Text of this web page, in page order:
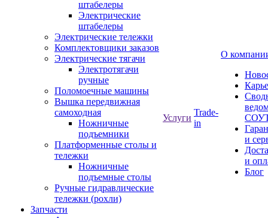
штабелеры
Электрические
штабелеры
Электрические тележки
Комплектовщики заказов
Электрические тягачи
Электротягачи
ручные
Поломоечные машины
Вышка передвижная
самоходная
Ножничные
подъемники
Платформенные столы и
тележки
Ножничные
подъемные столы
Ручные гидравлические
тележки (рохли)
Запчасти
Услуги
Trade-
in
О
и
и
Блог